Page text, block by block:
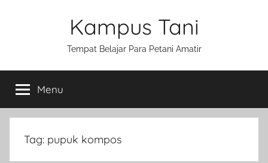
Kampus Tani
Tempat Belajar Para Petani Amatir
Menu
Tag: pupuk kompos